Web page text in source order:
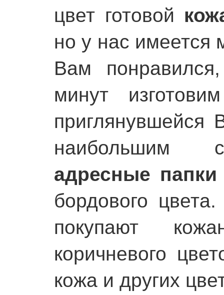
цвет готовой
но у нас имеется
Вам
минут
приглянувшейся
наибольшим
адресные
бордового
покупают
коричневого
кожа и других